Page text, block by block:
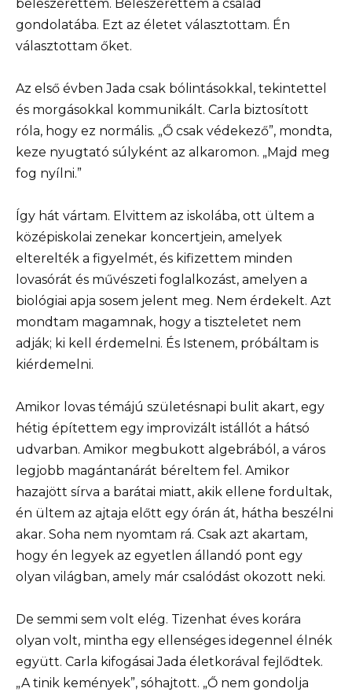
beleszerettem. Beleszerettem a család
gondolatába. Ezt az életet választottam. Én
választottam őket.
Az első évben Jada csak bólintásokkal, tekintettel
és morgásokkal kommunikált. Carla biztosított
róla, hogy ez normális. „Ő csak védekező”, mondta,
keze nyugtató súlyként az alkaromon. „Majd meg
fog nyílni.”
Így hát vártam. Elvittem az iskolába, ott ültem a
középiskolai zenekar koncertjein, amelyek
elterelték a figyelmét, és kifizettem minden
lovasórát és művészeti foglalkozást, amelyen a
biológiai apja sosem jelent meg. Nem érdekelt. Azt
mondtam magamnak, hogy a tiszteletet nem
adják; ki kell érdemelni. És Istenem, próbáltam is
kiérdemelni.
Amikor lovas témájú születésnapi bulit akart, egy
hétig építettem egy improvizált istállót a hátsó
udvarban. Amikor megbukott algebrából, a város
legjobb magántanárát béreltem fel. Amikor
hazajött sírva a barátai miatt, akik ellene fordultak,
én ültem az ajtaja előtt egy órán át, hátha beszélni
akar. Soha nem nyomtam rá. Csak azt akartam,
hogy én legyek az egyetlen állandó pont egy
olyan világban, amely már csalódást okozott neki.
De semmi sem volt elég. Tizenhat éves korára
olyan volt, mintha egy ellenséges idegennel élnék
együtt. Carla kifogásai Jada életkorával fejlődtek.
„A tinik kemények”, sóhajtott. „Ő nem gondolja